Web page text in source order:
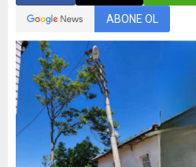
ABONE OL